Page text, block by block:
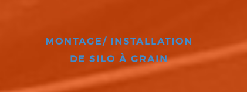
MONTAGE/ INSTALLATION
DE SILO À GRAIN